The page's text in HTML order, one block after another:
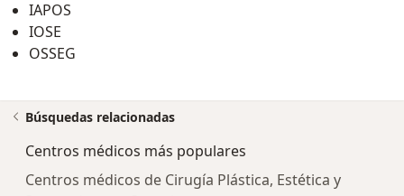
IAPOS
IOSE
OSSEG
Búsquedas relacionadas
Centros médicos más populares
Centros médicos de Cirugía Plástica, Estética y